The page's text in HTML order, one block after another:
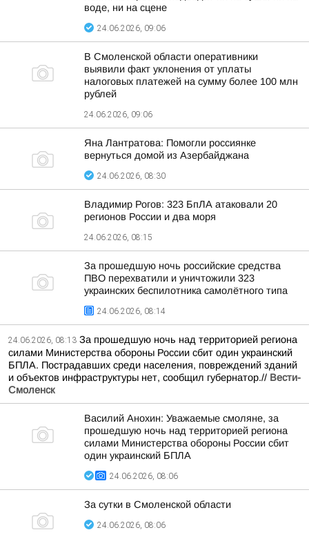
воде, ни на сцене
24.06.2026, 09:06
В Смоленской области оперативники
выявили факт уклонения от уплаты
налоговых платежей на сумму более 100 млн
рублей
24.06.2026, 09:06
Яна Лантратова: Помогли россиянке
вернуться домой из Азербайджана
24.06.2026, 08:30
Владимир Рогов: 323 БпЛА атаковали 20
регионов России и два моря
24.06.2026, 08:15
За прошедшую ночь российские средства
ПВО перехватили и уничтожили 323
украинских беспилотника самолётного типа
24.06.2026, 08:14
24.06.2026, 08:13 За прошедшую ночь над территорией региона
силами Министерства обороны России сбит один украинский
БПЛА. Пострадавших среди населения, повреждений зданий
и объектов инфраструктуры нет, сообщил губернатор.// Вести-
Смоленск
Василий Анохин: Уважаемые смоляне, за
прошедшую ночь над территорией региона
силами Министерства обороны России сбит
один украинский БПЛА
24.06.2026, 08:06
За сутки в Смоленской области
24.06.2026, 08:06